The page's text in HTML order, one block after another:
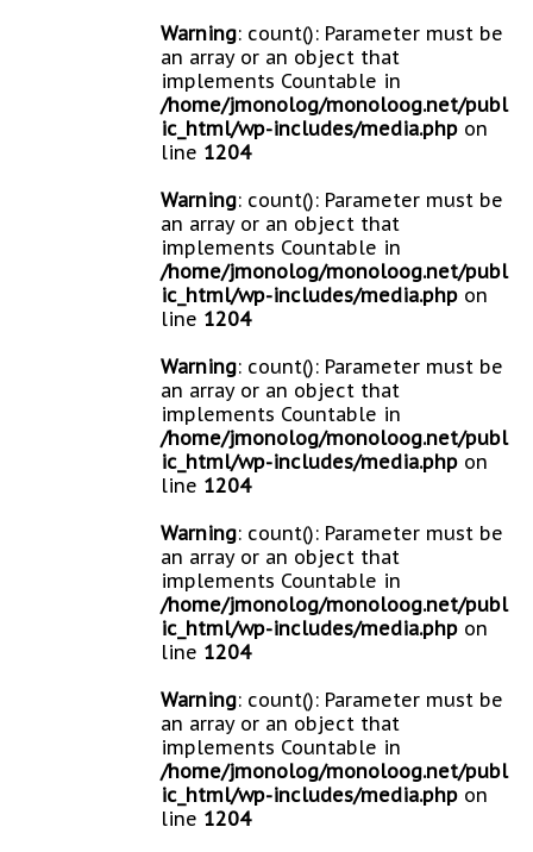
Warning: count(): Parameter must be
an array or an object that
implements Countable in
/home/jmonolog/monoloog.net/publ
ic_html/wp-includes/media.php on
line 1204
Warning: count(): Parameter must be
an array or an object that
implements Countable in
/home/jmonolog/monoloog.net/publ
ic_html/wp-includes/media.php on
line 1204
Warning: count(): Parameter must be
an array or an object that
implements Countable in
/home/jmonolog/monoloog.net/publ
ic_html/wp-includes/media.php on
line 1204
Warning: count(): Parameter must be
an array or an object that
implements Countable in
/home/jmonolog/monoloog.net/publ
ic_html/wp-includes/media.php on
line 1204
Warning: count(): Parameter must be
an array or an object that
implements Countable in
/home/jmonolog/monoloog.net/publ
ic_html/wp-includes/media.php on
line 1204